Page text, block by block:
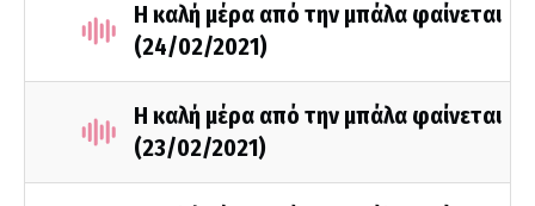
Η καλή μέρα από την μπάλα φαίνεται
(24/02/2021)
Η καλή μέρα από την μπάλα φαίνεται
(23/02/2021)